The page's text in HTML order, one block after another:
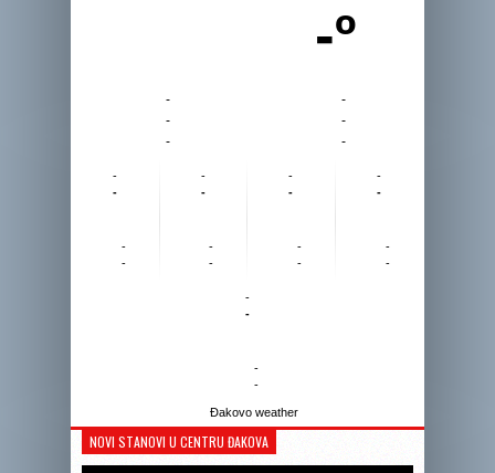
-º
-
-
-
-
-
-
-
-
-
-
-
-
-
-
-
-
-
-
-
-
-
-
-
-
-
-
Đakovo weather
NOVI STANOVI U CENTRU ĐAKOVA